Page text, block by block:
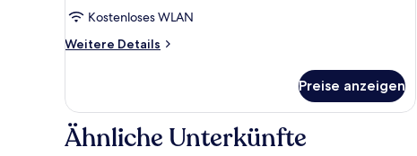
Junior
Suite
Kostenloses WLAN
Weitere Details
Weitere
Junior
Suite
Preise anzeigen
Ähnliche Unterkünfte